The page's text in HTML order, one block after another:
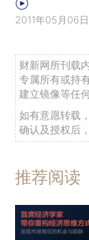
2011年05月06日
财新网所刊载
专属所有或持
建立镜像等任
如有意愿转载
确认及授权后
推荐阅读